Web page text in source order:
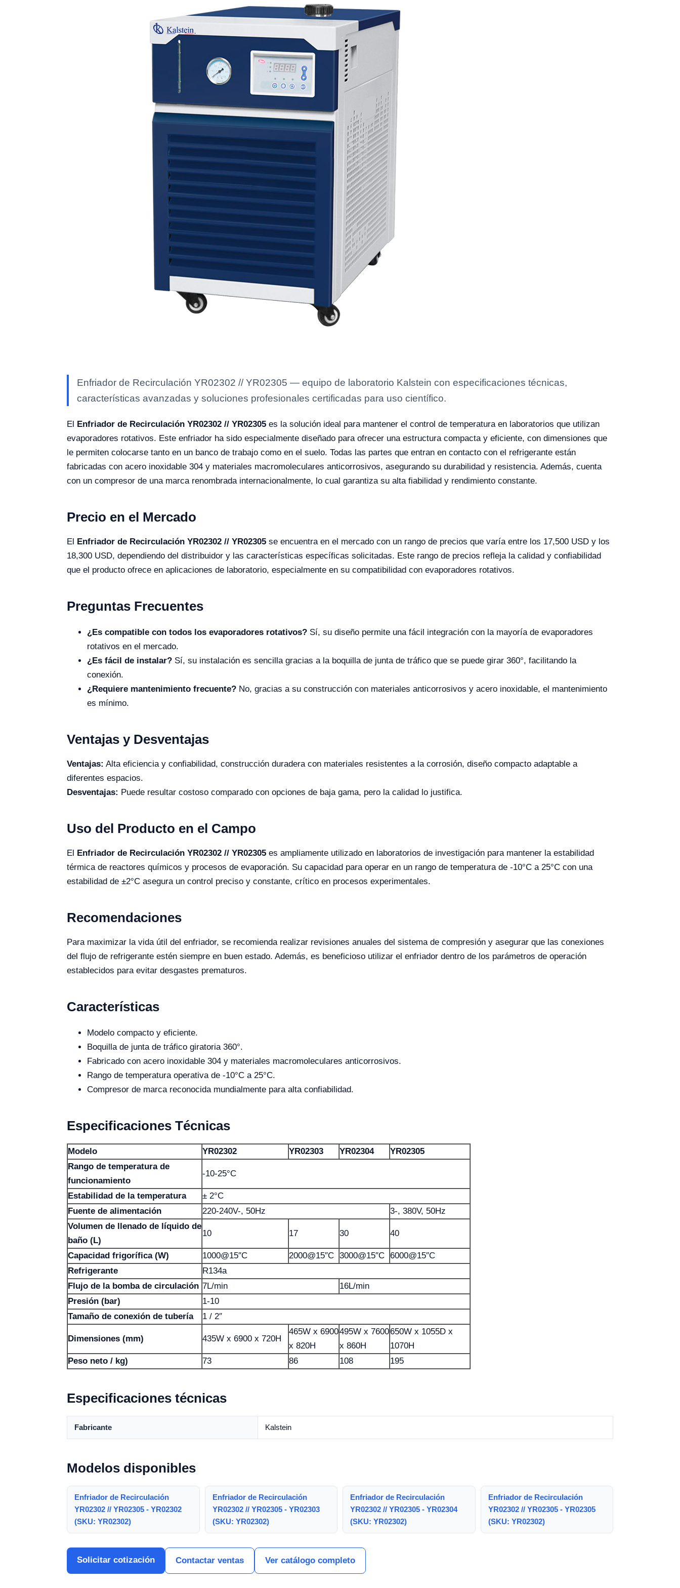
Enfriador de Recirculación YR02302 // YR02305 — equipo de laboratorio Kalstein con especificaciones técnicas,
características avanzadas y soluciones profesionales certificadas para uso científico.
El Enfriador de Recirculación YR02302 // YR02305 es la solución ideal para mantener el control de temperatura en laboratorios que utilizan
evaporadores rotativos. Este enfriador ha sido especialmente diseñado para ofrecer una estructura compacta y eficiente, con dimensiones que
le permiten colocarse tanto en un banco de trabajo como en el suelo. Todas las partes que entran en contacto con el refrigerante están
fabricadas con acero inoxidable 304 y materiales macromoleculares anticorrosivos, asegurando su durabilidad y resistencia. Además, cuenta
con un compresor de una marca renombrada internacionalmente, lo cual garantiza su alta fiabilidad y rendimiento constante.
Precio en el Mercado
El Enfriador de Recirculación YR02302 // YR02305 se encuentra en el mercado con un rango de precios que varía entre los 17,500 USD y los
18,300 USD, dependiendo del distribuidor y las características específicas solicitadas. Este rango de precios refleja la calidad y confiabilidad
que el producto ofrece en aplicaciones de laboratorio, especialmente en su compatibilidad con evaporadores rotativos.
Preguntas Frecuentes
¿Es compatible con todos los evaporadores rotativos? Sí, su diseño permite una fácil integración con la mayoría de evaporadores
rotativos en el mercado.
¿Es fácil de instalar? Sí, su instalación es sencilla gracias a la boquilla de junta de tráfico que se puede girar 360°, facilitando la
conexión.
¿Requiere mantenimiento frecuente? No, gracias a su construcción con materiales anticorrosivos y acero inoxidable, el mantenimiento
es mínimo.
Ventajas y Desventajas
Ventajas: Alta eficiencia y confiabilidad, construcción duradera con materiales resistentes a la corrosión, diseño compacto adaptable a
diferentes espacios.
Desventajas: Puede resultar costoso comparado con opciones de baja gama, pero la calidad lo justifica.
Uso del Producto en el Campo
El Enfriador de Recirculación YR02302 // YR02305 es ampliamente utilizado en laboratorios de investigación para mantener la estabilidad
térmica de reactores químicos y procesos de evaporación. Su capacidad para operar en un rango de temperatura de -10°C a 25°C con una
estabilidad de ±2°C asegura un control preciso y constante, crítico en procesos experimentales.
Recomendaciones
Para maximizar la vida útil del enfriador, se recomienda realizar revisiones anuales del sistema de compresión y asegurar que las conexiones
del flujo de refrigerante estén siempre en buen estado. Además, es beneficioso utilizar el enfriador dentro de los parámetros de operación
establecidos para evitar desgastes prematuros.
Características
Modelo compacto y eficiente.
Boquilla de junta de tráfico giratoria 360°.
Fabricado con acero inoxidable 304 y materiales macromoleculares anticorrosivos.
Rango de temperatura operativa de -10°C a 25°C.
Compresor de marca reconocida mundialmente para alta confiabilidad.
Especificaciones Técnicas
Modelo YR02302 YR02303 YR02304
YR02305
Rango de temperatura de
funcionamiento
-10-25°C
Estabilidad de la temperatura
± 2°C
Fuente de alimentación
220-240V-, 50Hz
3-, 380V, 50Hz
Volumen de llenado de líquido de
baño (L)
10 17 30 40
Capacidad frigorífica (W) 1000@15″C 2000@15″C 3000@15″C 6000@15″C
Refrigerante
R134a
Flujo de la bomba de circulación 7L/min
16L/min
Presión (bar)
1-10
Tamaño de conexión de tubería
1 / 2″
Dimensiones (mm) 435W x 6900 x 720H
465W x 6900
x 820H
495W x 7600
x 860H
650W x 1055D x
1070H
Peso neto / kg)
73 86 108 195
Especificaciones técnicas
Fabricante Kalstein
Modelos disponibles
Enfriador de Recirculación
YR02302 // YR02305 - YR02302
(SKU: YR02302)
Enfriador de Recirculación
YR02302 // YR02305 - YR02303
(SKU: YR02302)
Enfriador de Recirculación
YR02302 // YR02305 - YR02304
(SKU: YR02302)
Enfriador de Recirculación
YR02302 // YR02305 - YR02305
(SKU: YR02302)
Solicitar cotización Contactar ventas Ver catálogo completo